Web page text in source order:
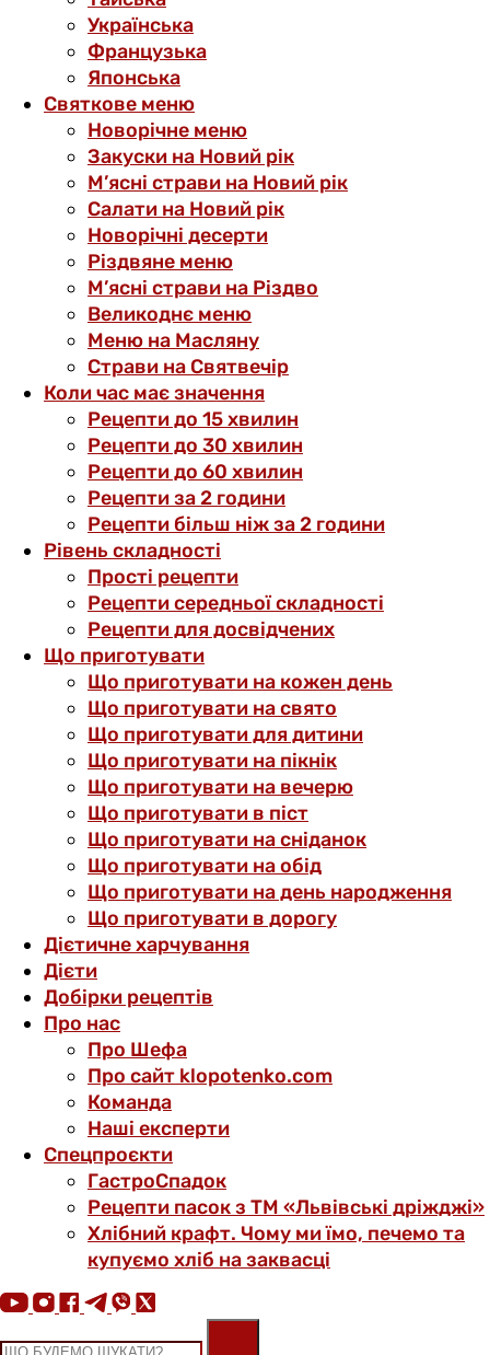
Українська
Французька
Японська
Святкове меню
Новорічне меню
Закуски на Новий рік
М’ясні страви на Новий рік
Салати на Новий рік
Новорічні десерти
Різдвяне меню
М’ясні страви на Різдво
Великоднє меню
Меню на Масляну
Страви на Святвечір
Коли час має значення
Рецепти до 15 хвилин
Рецепти до 30 хвилин
Рецепти до 60 хвилин
Рецепти за 2 години
Рецепти більш ніж за 2 години
Рівень складності
Прості рецепти
Рецепти середньої складності
Рецепти для досвідчених
Що приготувати
Що приготувати на кожен день
Що приготувати на свято
Що приготувати для дитини
Що приготувати на пікнік
Що приготувати на вечерю
Що приготувати в піст
Що приготувати на сніданок
Що приготувати на обід
Що приготувати на день народження
Що приготувати в дорогу
Дієтичне харчування
Дієти
Добірки рецептів
Про нас
Про Шефа
Про сайт klopotenko.com
Команда
Наші експерти
Спецпроєкти
ГастроСпадок
Рецепти пасок з ТМ «Львівські дріжджі»
Хлібний крафт. Чому ми їмо, печемо та
купуємо хліб на заквасці